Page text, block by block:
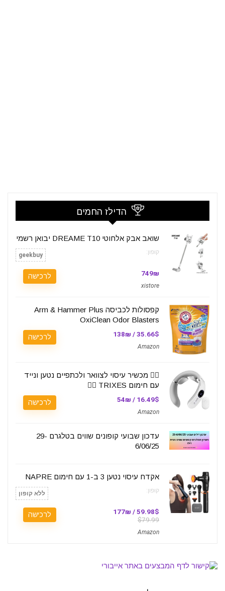
הדילז החמים
שואב אבק אלחוטי DREAME T10 יבואן רשמי
קופון: geekbuy
749₪
xistore
לרכישה
קפסולות לכביסה Arm & Hammer Plus
OxiClean Odor Blasters
35.66$ / 138₪
Amazon
לרכישה
💆‍♀️ מכשיר עיסוי לצוואר ולכתפיים נטען ונייד
עם חימום TRIXES 💆‍♂️
16.49$ / 54₪
Amazon
לרכישה
עדכון שבועי קופונים שווים בטלגרם 29-
6/06/25
אקדח עיסוי נטען 3 ב-1 עם חימום NAPRE
קופון: ללא קופון
59.98$ / 177₪
$79.99
Amazon
לרכישה